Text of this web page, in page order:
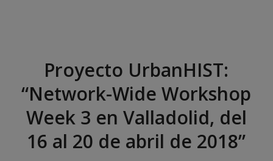
Proyecto UrbanHIST:
“Network-Wide Workshop
Week 3 en Valladolid, del
16 al 20 de abril de 2018”